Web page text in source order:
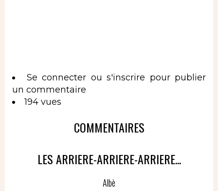
Se connecter ou s'inscrire pour publier
un commentaire
194 vues
COMMENTAIRES
LES ARRIERE-ARRIERE-ARRIERE...
Albè